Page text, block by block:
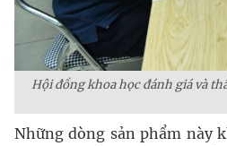
Hội đồng khoa học đánh giá và
Những dòng sản phẩm này